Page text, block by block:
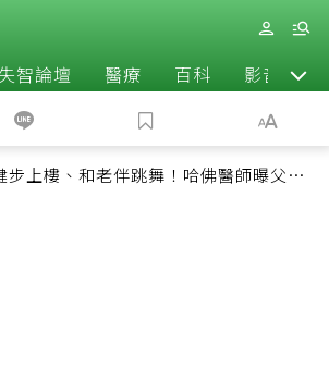
失智論壇 醫療 百科 影音
步上樓、和老伴跳舞！哈佛醫師曝父親